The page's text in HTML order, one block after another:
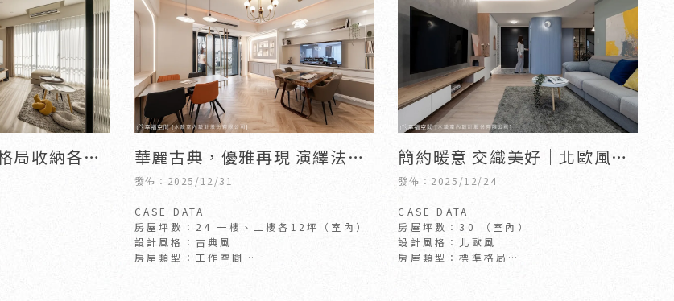
局收納各安
27坪｜新
北室內設
華麗古典，優雅再現 演繹法式
美學│24坪｜新竹室內設計｜
竹北室內設計
發佈：2025/12/31
CASE DATA
房屋坪數：24 一樓、二樓各12坪（室內）
設計風格：古典風
房屋類型：工作空間
簡約暖意 交織美好｜北歐風｜
30坪｜新竹室內裝潢｜竹北室
內裝潢
發佈：2025/12/24
CASE DATA
房屋坪數：30 （室內）
設計風格：北歐風
房屋類型：標準格局